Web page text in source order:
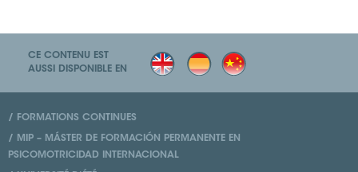
CE CONTENU EST
AUSSI DISPONIBLE EN
/ FORMATIONS CONTINUES
/ MIP – MÁSTER DE FORMACIÓN PERMANENTE EN
PSICOMOTRICIDAD INTERNACIONAL